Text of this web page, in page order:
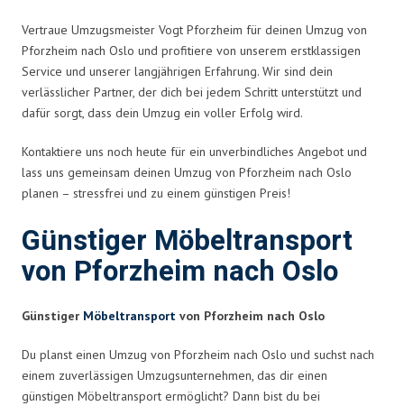
Vertraue Umzugsmeister Vogt Pforzheim für deinen Umzug von
Pforzheim nach Oslo und profitiere von unserem erstklassigen
Service und unserer langjährigen Erfahrung. Wir sind dein
verlässlicher Partner, der dich bei jedem Schritt unterstützt und
dafür sorgt, dass dein Umzug ein voller Erfolg wird.
Kontaktiere uns noch heute für ein unverbindliches Angebot und
lass uns gemeinsam deinen Umzug von Pforzheim nach Oslo
planen – stressfrei und zu einem günstigen Preis!
Günstiger Möbeltransport
von Pforzheim nach Oslo
Günstiger Möbeltransport von Pforzheim nach Oslo
Du planst einen Umzug von Pforzheim nach Oslo und suchst nach
einem zuverlässigen Umzugsunternehmen, das dir einen
günstigen Möbeltransport ermöglicht? Dann bist du bei